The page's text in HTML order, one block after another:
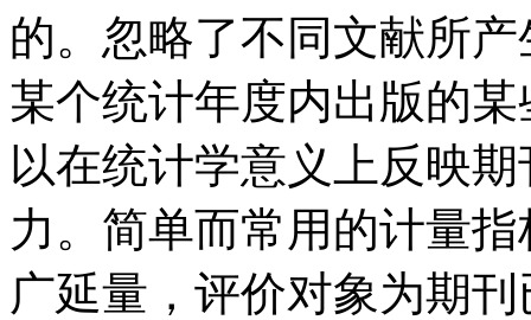
的。忽略了不同文献所
某个统计年度内出版的
以在统计学意义上反映
力。简单而常用的计量
广延量，评价对象为期